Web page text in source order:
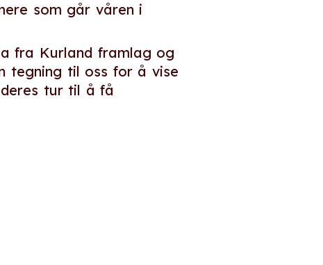
som går våren i
fra Kurland framlag og
tegning til oss for å vise
tur til å få